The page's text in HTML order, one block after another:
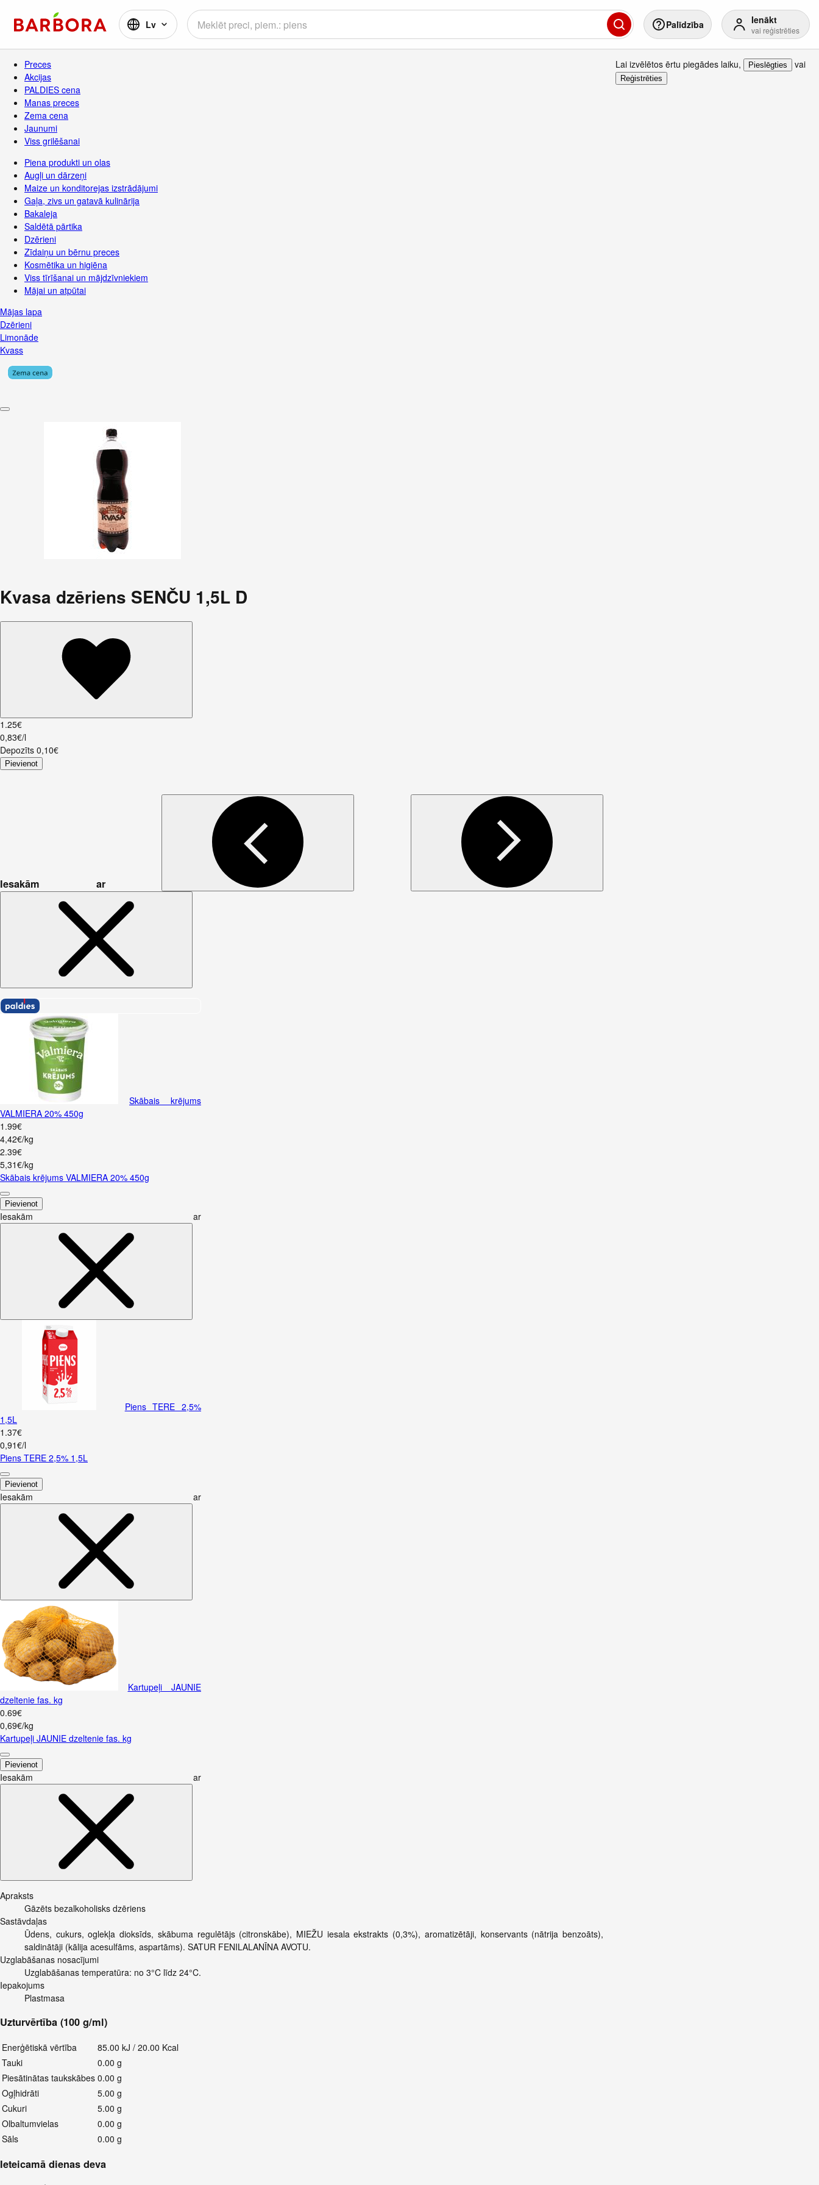
Lv Palīdzība Ienākt
vai reģistrēties
Preces
Akcijas
PALDIES cena
Manas preces
Zema cena
Jaunumi
Viss grilēšanai
Piena produkti un olas
Augļi un dārzeņi
Maize un konditorejas izstrādājumi
Gaļa, zivs un gatavā kulinārija
Bakaleja
Saldētā pārtika
Dzērieni
Zīdaiņu un bērnu preces
Kosmētika un higiēna
Viss tīrīšanai un mājdzīvniekiem
Mājai un atpūtai
Mājas lapa
Dzērieni
Limonāde
Kvass
Lai izvēlētos ērtu piegādes laiku, Pieslēgties vai
Reģistrēties
Kvasa dzēriens SENČU 1,5L D
1 .25€
0,83€/l
Depozīts 0,10€
Pievienot
Iesakām ar
Skābais krējums
VALMIERA 20% 450g
1 .99€
4,42€/kg
2.39€
5,31€/kg
Skābais krējums VALMIERA 20% 450g
Pievienot
Iesakām ar
Piens TERE 2,5%
1,5L
1 .37€
0,91€/l
Piens TERE 2,5% 1,5L
Pievienot
Iesakām ar
Kartupeļi JAUNIE
dzeltenie fas. kg
0.69€
0,69€/kg
Kartupeļi JAUNIE dzeltenie fas. kg
Pievienot
Iesakām ar
Apraksts
Gāzēts bezalkoholisks dzēriens
Sastāvdaļas
Ūdens, cukurs, oglekļa dioksīds, skābuma regulētājs (citronskābe), MIEŽU iesala ekstrakts (0,3%), aromatizētāji, konservants (nātrija benzoāts),
saldinātāji (kālija acesulfāms, aspartāms). SATUR FENILALANĪNA AVOTU.
Uzglabāšanas nosacījumi
Uzglabāšanas temperatūra: no 3°C līdz 24°C.
Iepakojums
Plastmasa
Uzturvērtība (100 g/ml)
Enerģētiskā vērtība
85.00 kJ / 20.00 Kcal
Tauki
0.00 g
Piesātinātas taukskābes 0.00 g
Ogļhidrāti
5.00 g
Cukuri
5.00 g
Olbaltumvielas
0.00 g
Sāls
0.00 g
Ieteicamā dienas deva